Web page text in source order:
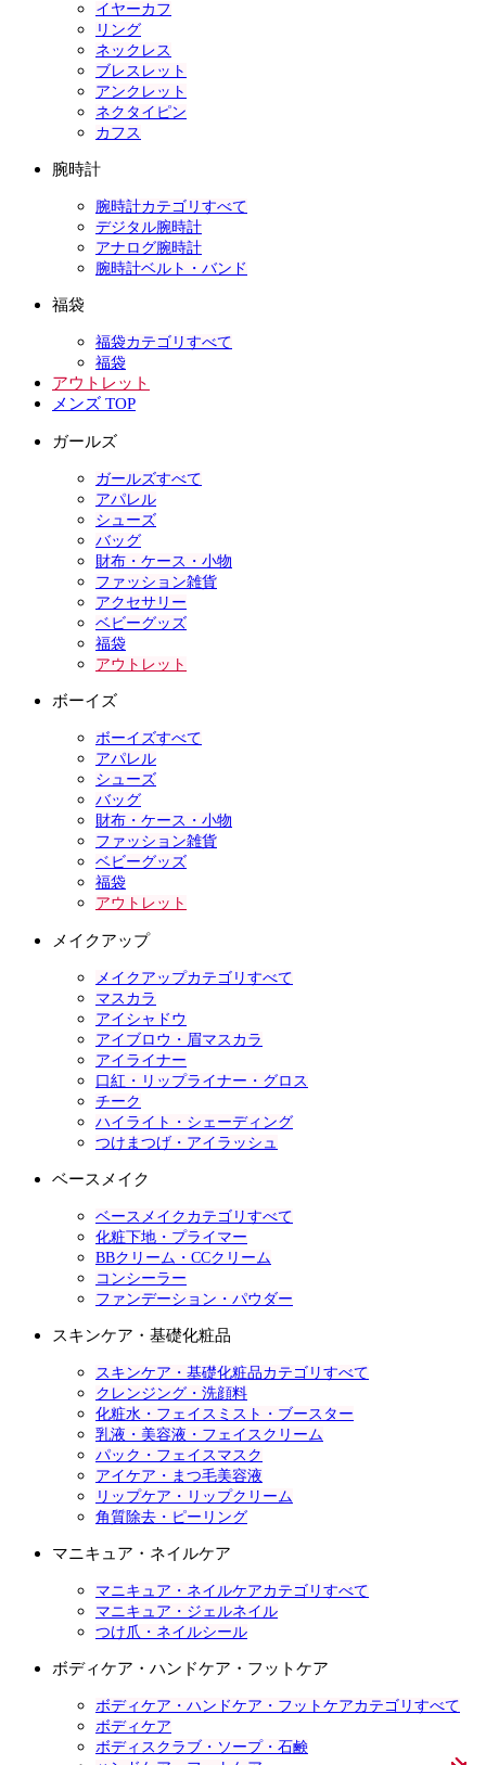
イヤーカフ
リング
ネックレス
ブレスレット
アンクレット
ネクタイピン
カフス
腕時計
腕時計カテゴリすべて
デジタル腕時計
アナログ腕時計
腕時計ベルト・バンド
福袋
福袋カテゴリすべて
福袋
アウトレット
メンズ TOP
ガールズ
ガールズすべて
アパレル
シューズ
バッグ
財布・ケース・小物
ファッション雑貨
アクセサリー
ベビーグッズ
福袋
アウトレット
ボーイズ
ボーイズすべて
アパレル
シューズ
バッグ
財布・ケース・小物
ファッション雑貨
ベビーグッズ
福袋
アウトレット
メイクアップ
メイクアップカテゴリすべて
マスカラ
アイシャドウ
アイブロウ・眉マスカラ
アイライナー
口紅・リップライナー・グロス
チーク
ハイライト・シェーディング
つけまつげ・アイラッシュ
ベースメイク
ベースメイクカテゴリすべて
化粧下地・プライマー
BBクリーム・CCクリーム
コンシーラー
ファンデーション・パウダー
スキンケア・基礎化粧品
スキンケア・基礎化粧品カテゴリすべて
クレンジング・洗顔料
化粧水・フェイスミスト・ブースター
乳液・美容液・フェイスクリーム
パック・フェイスマスク
アイケア・まつ毛美容液
リップケア・リップクリーム
角質除去・ピーリング
マニキュア・ネイルケア
マニキュア・ネイルケアカテゴリすべて
マニキュア・ジェルネイル
つけ爪・ネイルシール
ボディケア・ハンドケア・フットケア
ボディケア・ハンドケア・フットケアカテゴリすべて
ボディケア
ボディスクラブ・ソープ・石鹸